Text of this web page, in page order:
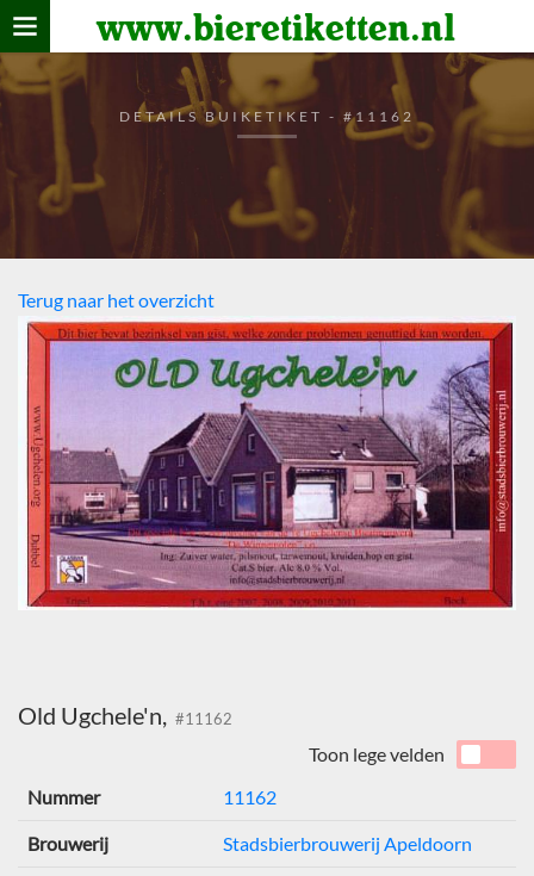
www.bieretiketten.nl
Home
verzamelen
De bierkaart
Bezoekers
DETAILS BUIKETIKET - #11162
Terug naar het overzicht
Old Ugchele'n, #11162
Toon lege velden
Nummer
11162
Brouwerij Stadsbierbrouwerij Apeldoorn